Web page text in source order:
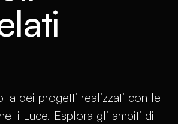
dei progetti realizzati con le
Luce. Esplora gli ambiti di